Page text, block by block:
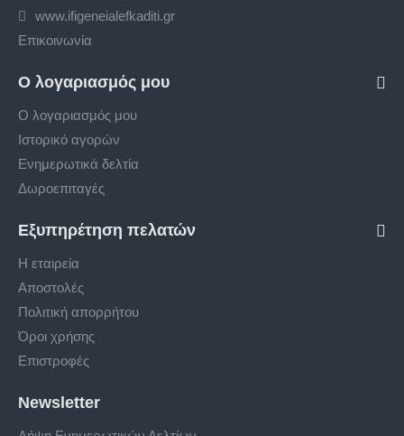
www.ifigeneialefkaditi.gr
Επικοινωνία
Ο λογαριασμός μου
Ο λογαριασμός μου
Ιστορικό αγορών
Ενημερωτικά δελτία
Δωροεπιταγές
Εξυπηρέτηση πελατών
Η εταιρεία
Αποστολές
Πολιτική απορρήτου
Όροι χρήσης
Επιστροφές
Newsletter